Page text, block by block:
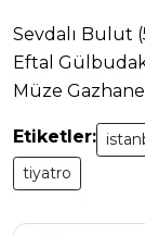
Sevdalı Bulut
Eftal
Müze
Etiketler:
tiyatro